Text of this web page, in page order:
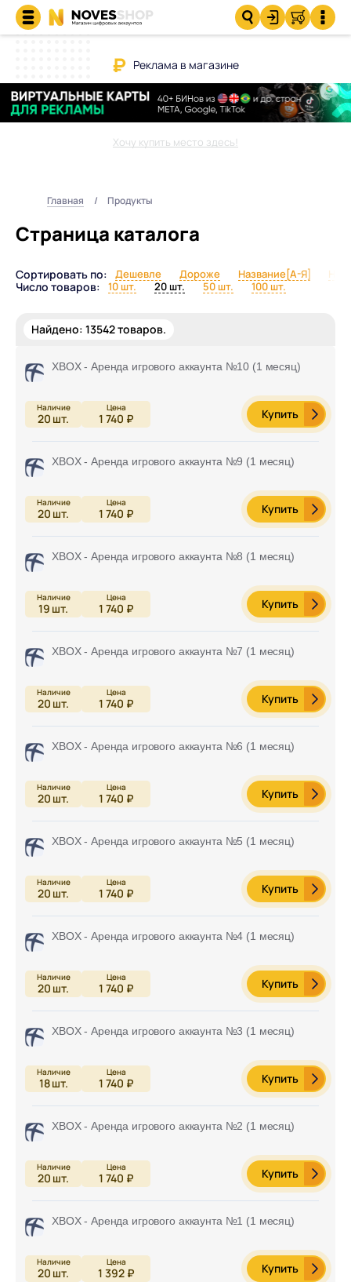
Реклама в магазине
Хочу купить место здесь!
Главная Продукты
Страница каталога
Сортировать по: Дешевле Дороже Название[А-Я]
Число товаров: 10 шт. 20 шт. 50 шт. 100 шт.
Найдено: 13542товаров.
XBOX - Аренда игрового аккаунта №10 (1 месяц)
20 шт. 1 740 ₽ Купить
XBOX - Аренда игрового аккаунта №9 (1 месяц)
20 шт. 1 740 ₽ Купить
XBOX - Аренда игрового аккаунта №8 (1 месяц)
19 шт. 1 740 ₽ Купить
XBOX - Аренда игрового аккаунта №7 (1 месяц)
20 шт. 1 740 ₽ Купить
XBOX - Аренда игрового аккаунта №6 (1 месяц)
20 шт. 1 740 ₽ Купить
XBOX - Аренда игрового аккаунта №5 (1 месяц)
20 шт. 1 740 ₽ Купить
XBOX - Аренда игрового аккаунта №4 (1 месяц)
20 шт. 1 740 ₽ Купить
XBOX - Аренда игрового аккаунта №3 (1 месяц)
18шт. 1 740 ₽ Купить
XBOX - Аренда игрового аккаунта №2 (1 месяц)
20 шт. 1 740 ₽ Купить
XBOX - Аренда игрового аккаунта №1 (1 месяц)
20 шт. 1 392 ₽ Купить